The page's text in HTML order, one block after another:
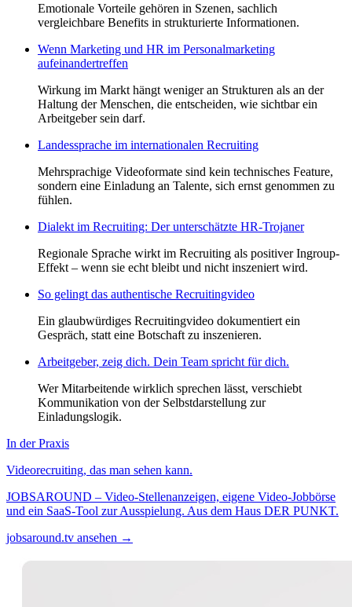
Emotionale Vorteile gehören in Szenen, sachlich
vergleichbare Benefits in strukturierte Informationen.
Wenn Marketing und HR im Personalmarketing
aufeinandertreffen
Wirkung im Markt hängt weniger an Strukturen als an der
Haltung der Menschen, die entscheiden, wie sichtbar ein
Arbeitgeber sein darf.
Landessprache im internationalen Recruiting
Mehrsprachige Videoformate sind kein technisches Feature,
sondern eine Einladung an Talente, sich ernst genommen zu
fühlen.
Dialekt im Recruiting: Der unterschätzte HR-Trojaner
Regionale Sprache wirkt im Recruiting als positiver Ingroup-
Effekt – wenn sie echt bleibt und nicht inszeniert wird.
So gelingt das authentische Recruitingvideo
Ein glaubwürdiges Recruitingvideo dokumentiert ein
Gespräch, statt eine Botschaft zu inszenieren.
Arbeitgeber, zeig dich. Dein Team spricht für dich.
Wer Mitarbeitende wirklich sprechen lässt, verschiebt
Kommunikation von der Selbstdarstellung zur
Einladungslogik.
In der Praxis
Videorecruiting, das man sehen kann.
JOBSAROUND – Video-Stellenanzeigen, eigene Video-Jobbörse
und ein SaaS-Tool zur Ausspielung. Aus dem Haus DER PUNKT.
jobsaround.tv ansehen →